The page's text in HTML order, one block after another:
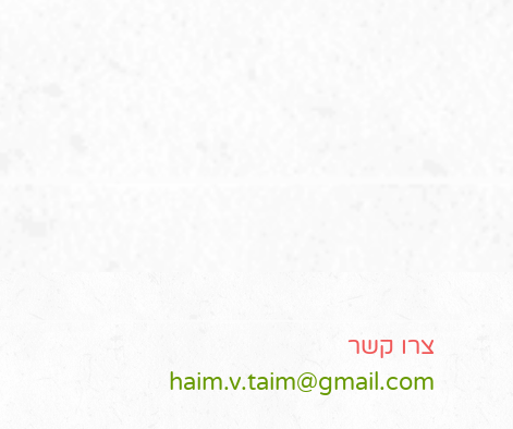
צרו קשר
haim.v.taim@gmail.com